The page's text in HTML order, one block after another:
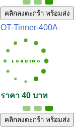
คลิกลงตะกร้า พร้อมส่ง
OT-Tinner-400A
ราคา 40 บาท
คลิกลงตะกร้า พร้อมส่ง